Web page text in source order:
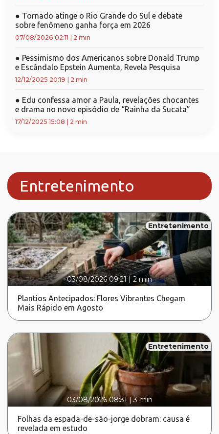
● Tornado atinge o Rio Grande do Sul e debate
sobre fenômeno ganha força em 2026
07/08/2026 02:11 2 min
● Pessimismo dos Americanos sobre Donald Trump
e Escândalo Epstein Aumenta, Revela Pesquisa
12/12/2025 20:19 2 min
● Edu confessa amor a Paula, revelações chocantes
e drama no novo episódio de “Rainha da Sucata”
17/12/2025 15:08 2 min
Entretenimento
Entretenimento
03/08/2026 09:21|2 min
Plantios Antecipados: Flores Vibrantes Chegam
Mais Rápido em Agosto
Entretenimento
03/08/2026 08:31 |3 min
Folhas da espada-de-são-jorge dobram: causa é
revelada em estudo